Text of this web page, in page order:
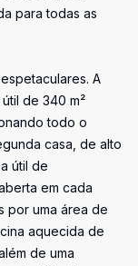
para todas as
A
de 340 m²
todo o
casa, de alto
útil de
em cada
por uma área de
aquecida de
de uma